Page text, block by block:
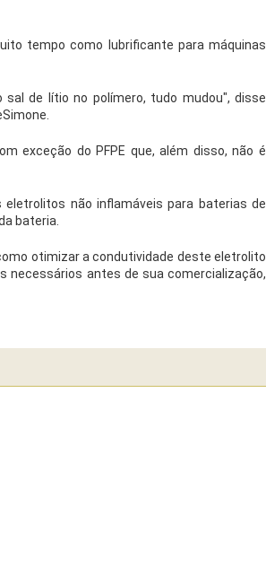
tempo como lubrificante para máquinas
sal de lítio no polímero, tudo mudou", disse
exceção do PFPE que, além disso, não é
não inflamáveis para baterias de
bateria.
otimizar a condutividade deste eletrolito
necessários antes de sua comercialização,